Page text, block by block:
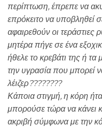
περίπτωση, έπρεπε να
επρόκειτο να υποβληθεί
αφαιρεθούν οι
μητέρα πήγε σε ένα
ήθελε το κρεβάτι της ή
την υγρασία που μπορεί
λέιζερ????????
Κάποια στιγμή, η κόρη
μπορούσε τώρα να κάνει
ακριβή σύμφωνα με την